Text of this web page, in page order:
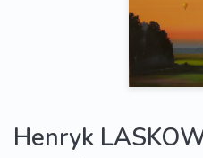
Henryk